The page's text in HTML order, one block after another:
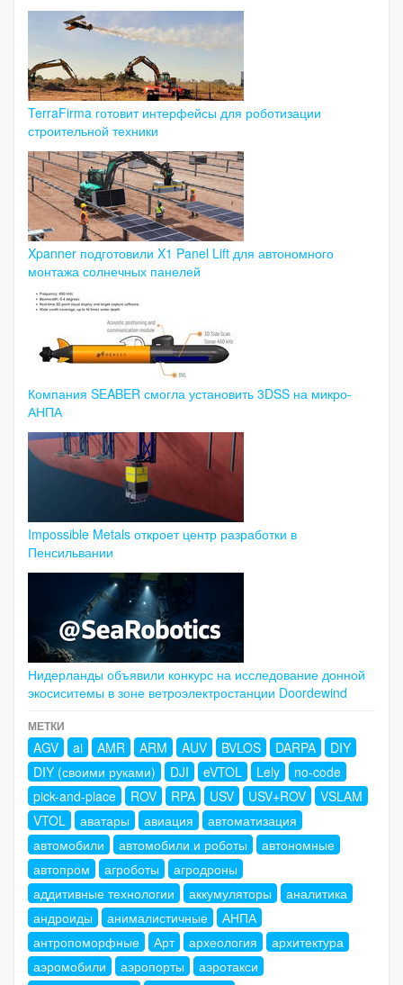
TerraFirma готовит интерфейсы для роботизации
строительной техники
Xpanner подготовили X1 Panel Lift для автономного
монтажа солнечных панелей
Компания SEABER смогла установить 3DSS на микро-
АНПА
Impossible Metals откроет центр разработки в
Пенсильвании
Нидерланды объявили конкурс на исследование донной
экосиситемы в зоне ветроэлектростанции Doordewind
МЕТКИ
AGV ai AMR ARM AUV BVLOS DARPA
DIY
DIY (своими руками)
DJI eVTOL Lely
no-code
pick-and-place
ROV RPA USV USV+ROV
VSLAM
VTOL
аватары авиация
автоматизация
автомобили
автомобили и роботы
автономные
автопром
агроботы
агродроны
аддитивные технологии
аккумуляторы
аналитика
андроиды
анималистичные
АНПА
антропоморфные
Арт археология
архитектура
аэромобили
аэропорты
аэротакси